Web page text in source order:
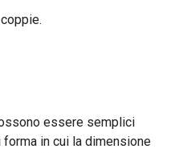
essere semplici
in cui la dimensione